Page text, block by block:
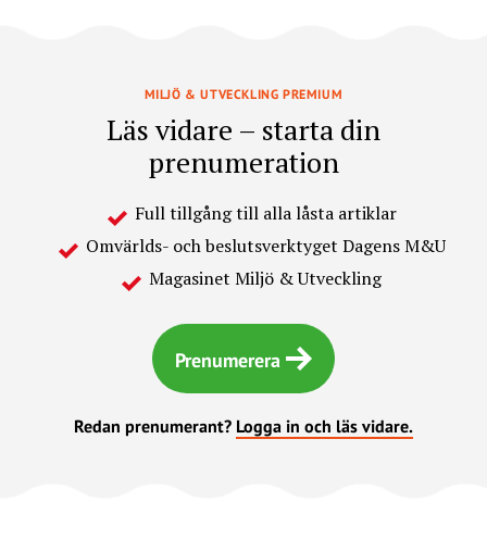
MILJÖ & UTVECKLING PREMIUM
Läs vidare – starta din
prenumeration
Full tillgång till alla låsta artiklar
Omvärlds- och beslutsverktyget Dagens M&U
Magasinet Miljö & Utveckling
Prenumerera
Redan prenumerant? Logga in och läs vidare.